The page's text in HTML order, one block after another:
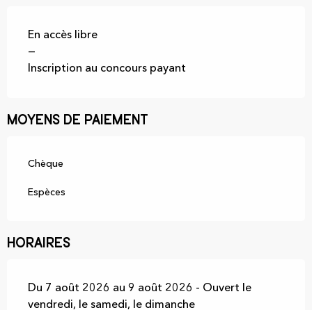
En accès libre
—
Inscription au concours payant
Moyens de paiement
Chèque
Espèces
Horaires
Du 7 août 2026 au 9 août 2026 - Ouvert le
vendredi, le samedi, le dimanche